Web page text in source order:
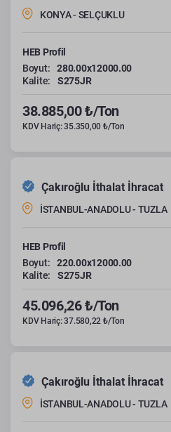
KONYA - SELÇUKLU
HEB Profil
Boyut:
280.00x12000.00
Kalite:
S275JR
38.885,00 ₺/Ton
KDV Hariç: 35.350,00 ₺/Ton
Çakıroğlu İthalat İhracat
İSTANBUL-ANADOLU - TUZLA
HEB Profil
Boyut:
220.00x12000.00
Kalite:
S275JR
45.096,26 ₺/Ton
KDV Hariç: 37.580,22 ₺/Ton
Çakıroğlu İthalat İhracat
İSTANBUL-ANADOLU - TUZLA